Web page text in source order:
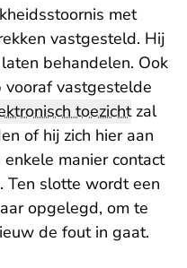
met
vastgesteld. Hij
behandelen. Ook
vooraf vastgestelde
toezichtzal
of hij zich hier aan
manier contact
Ten slotte wordt een
opgelegd, om te
de fout in gaat.